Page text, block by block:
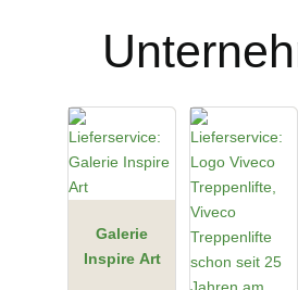
Galerie
Inspire Art